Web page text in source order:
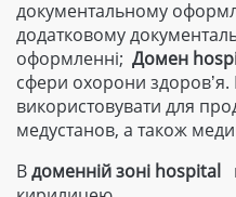
документальному
додатковому
оформленні; Домен
сфери охорони
використовувати для
медустанов, а також
Вдоменній зоні hospital